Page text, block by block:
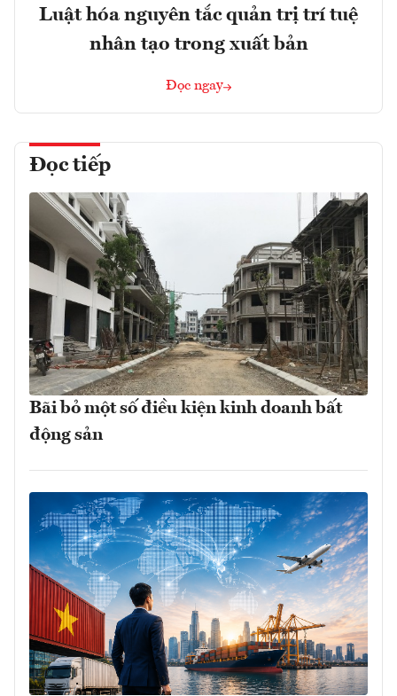
Luật hóa nguyên tắc quản trị trí tuệ
nhân tạo trong xuất bản
Đọc ngay
Đọc tiếp
Bãi bỏ một số điều kiện kinh doanh bất
động sản